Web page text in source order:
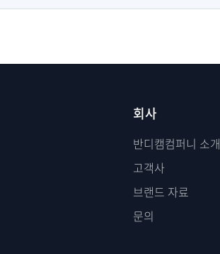
회사
반디캠컴퍼니 소개
고객사
브랜드 자료
문의